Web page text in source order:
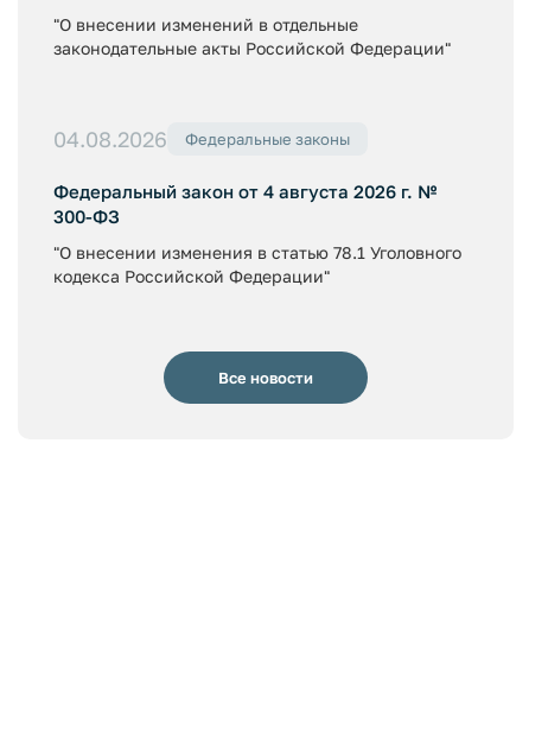
"О внесении изменений в отдельные
законодательные акты Российской Федерации"
04.08.2026 Федеральные законы
Федеральный закон от 4 августа 2026 г. №
300-ФЗ
"О внесении изменения в статью 78.1 Уголовного
кодекса Российской Федерации"
Все новости